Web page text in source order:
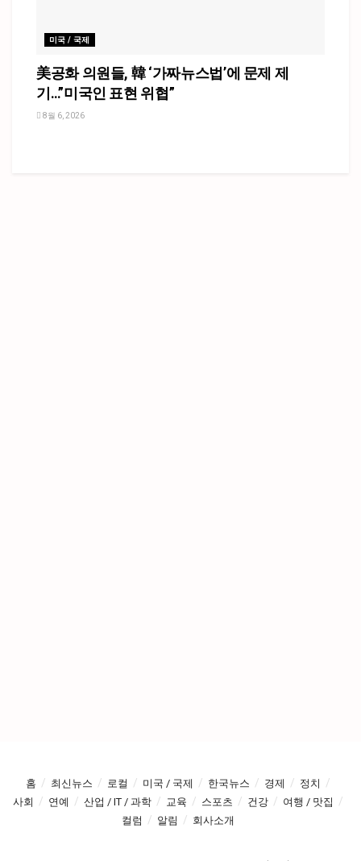
미국 / 국제
美공화 의원들, 韓 ‘가짜뉴스법’에 문제 제
기…”미국인 표현 위협”
8월 6, 2026
홈 최신뉴스 로컬 미국 / 국제 한국뉴스 경제
정치
사회
연예 산업 / IT / 과학 교육 스포츠 건강
여행 / 맛집
컬럼
알림 회사소개